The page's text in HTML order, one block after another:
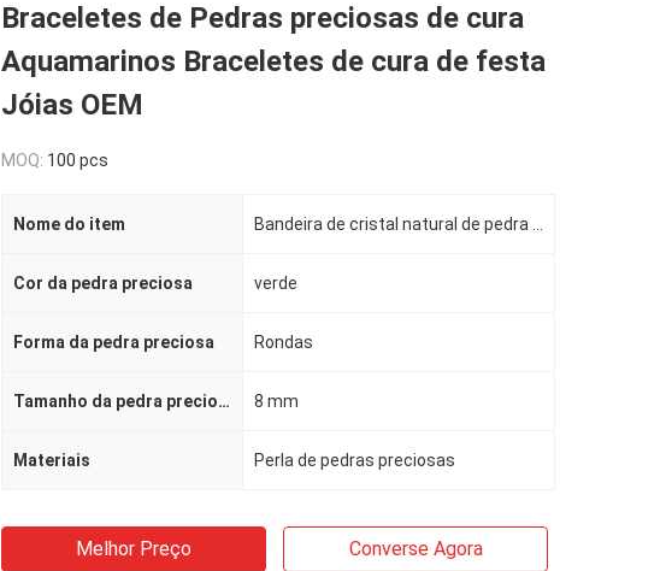
Braceletes de Pedras preciosas de cura
Aquamarinos Braceletes de cura de festa
Jóias OEM
MOQ: 100 pcs
Nome do item
Cor da pedra preciosa verde
Forma da pedra preciosa Rondas
Tamanho da pedra preciosa 8 mm
Materiais Perla de pedras preciosas
Melhor Preço Converse Agora